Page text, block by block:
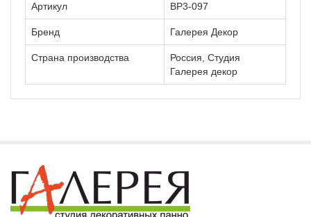
Артикул ВР3-097
Бренд Галерея Декор
Страна производства
Россия, Студия
Галерея декор